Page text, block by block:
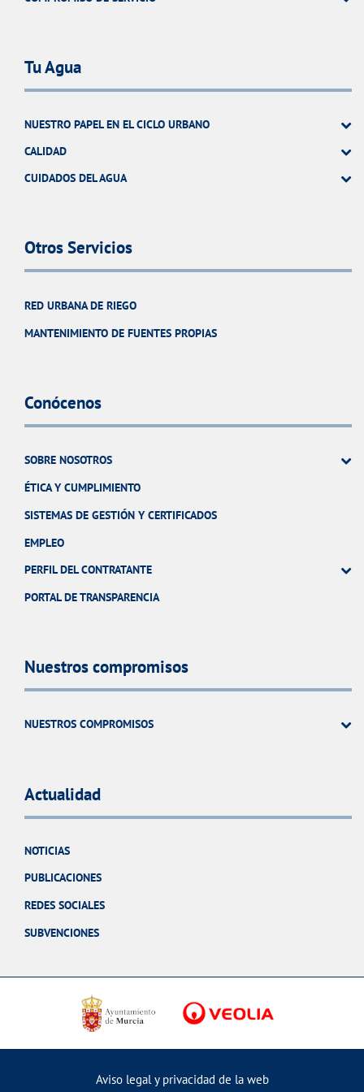
Tu Agua
NUESTRO PAPEL EN EL CICLO URBANO
CALIDAD
CUIDADOS DEL AGUA
Otros Servicios
RED URBANA DE RIEGO
MANTENIMIENTO DE FUENTES PROPIAS
Conócenos
SOBRE NOSOTROS
ÉTICA Y CUMPLIMIENTO
SISTEMAS DE GESTIÓN Y CERTIFICADOS
EMPLEO
PERFIL DEL CONTRATANTE
PORTAL DE TRANSPARENCIA
Nuestros compromisos
NUESTROS COMPROMISOS
Actualidad
NOTICIAS
PUBLICACIONES
REDES SOCIALES
SUBVENCIONES
Aviso legal y privacidad de la web